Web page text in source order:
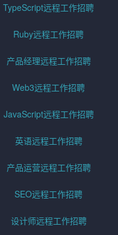
TypeScript远程工作招聘
Ruby远程工作招聘
产品经理远程工作招聘
Web3远程工作招聘
JavaScript远程工作招聘
英语远程工作招聘
产品运营远程工作招聘
SEO远程工作招聘
设计师远程工作招聘